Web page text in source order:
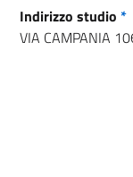
Indirizzo studio *
VIA CAMPANIA